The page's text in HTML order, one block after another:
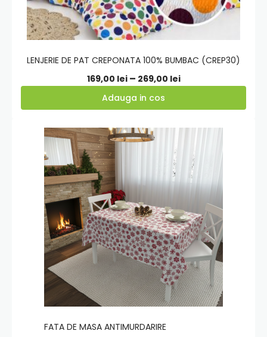
LENJERIE DE PAT CREPONATA 100% BUMBAC (CREP30)
169,00 lei – 269,00 leiInterval
prețuri:
până
269,00 lei
Adauga in cos
FATA DE MASA ANTIMURDARIRE
Adauga